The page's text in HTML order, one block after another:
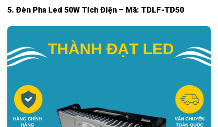
5. Đèn Pha Led 50W Tích Điện – Mã: TDLF-TD50